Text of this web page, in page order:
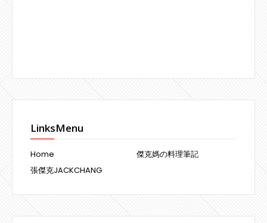
LinksMenu
Home
傑克媽の料理筆記
張傑克JACKCHANG